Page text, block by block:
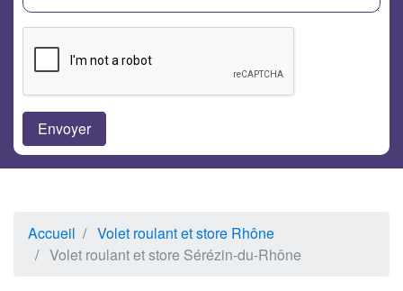
Accueil
Volet roulant et store Rhône
Volet roulant et store Sérézin-du-Rhône